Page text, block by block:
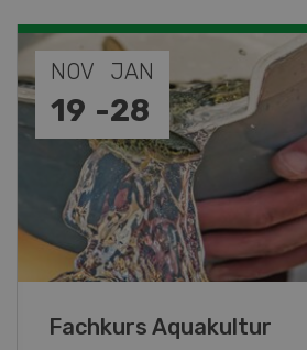
NOV
19 -
JAN
28
Fachkurs Aquakultur